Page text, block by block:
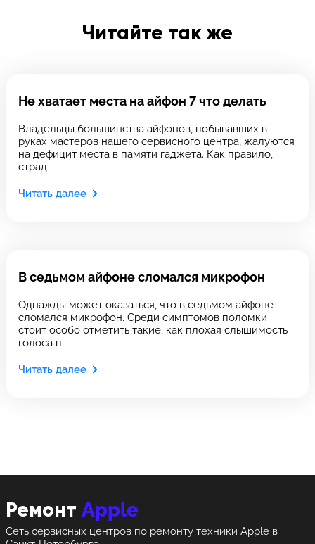
Читайте так же
Не хватает места на айфон 7 что делать
Владельцы большинства айфонов, побывавших в
руках мастеров нашего сервисного центра, жалуются
на дефицит места в памяти гаджета. Как правило,
страд
Читать далее
В седьмом айфоне сломался микрофон
Однажды может оказаться, что в седьмом айфоне
сломался микрофон. Среди симптомов поломки
стоит особо отметить такие, как плохая слышимость
голоса п
Читать далее
Ремонт Apple
Сеть сервисных центров по ремонту техники Apple в
Выберите адрес сервиса, в который хотите
позвонить
Выберите сервис
Выберите адрес сервиса, в который хотите
позвонить
Напишите свой отзыв
Оставить свой отзыв